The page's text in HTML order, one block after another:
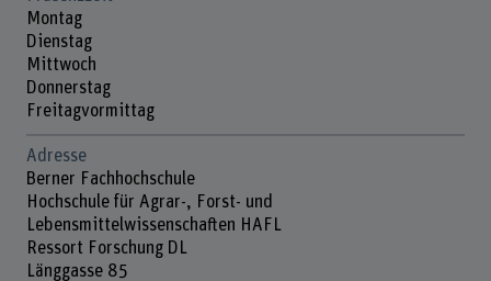
Montag
Dienstag
Mittwoch
Donnerstag
Freitagvormittag
Adresse
Berner Fachhochschule
Hochschule für Agrar-, Forst- und
Lebensmittelwissenschaften HAFL
Ressort Forschung DL
Länggasse 85